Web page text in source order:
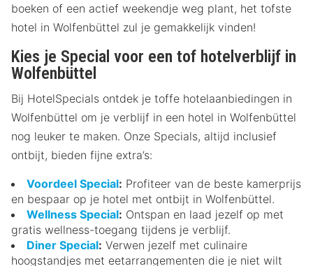
boeken of een actief weekendje weg plant, het tofste
hotel in Wolfenbüttel zul je gemakkelijk vinden!
Kies je Special voor een tof hotelverblijf in
Wolfenbüttel
Bij HotelSpecials ontdek je toffe hotelaanbiedingen in
Wolfenbüttel om je verblijf in een hotel in Wolfenbüttel
nog leuker te maken. Onze Specials, altijd inclusief
ontbijt, bieden fijne extra’s:
Voordeel Special: Profiteer van de beste kamerprijs
en bespaar op je hotel met ontbijt in Wolfenbüttel.
Wellness Special: Ontspan en laad jezelf op met
gratis wellness-toegang tijdens je verblijf.
Diner Special: Verwen jezelf met culinaire
hoogstandjes met eetarrangementen die je niet wilt